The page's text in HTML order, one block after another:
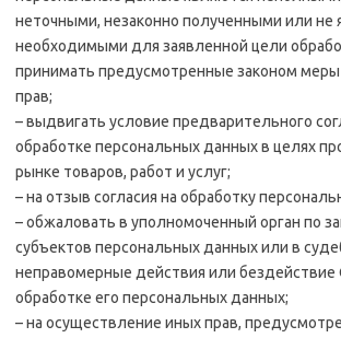
неточными, незаконно полученными или не
необходимыми для заявленной цели
принимать предусмотренные законом
прав;
– выдвигать условие предварительного
обработке персональных данных в целях
рынке товаров, работ и услуг;
– на отзыв согласия на обработку
– обжаловать в уполномоченный орган по
субъектов персональных данных или в
неправомерные действия или бездействие
обработке его персональных данных;
– на осуществление иных прав,